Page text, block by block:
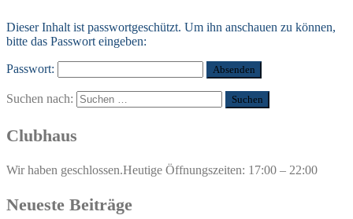
Dieser Inhalt ist passwortgeschützt. Um ihn anschauen zu können,
bitte das Passwort eingeben:
Passwort:
Suchen nach:
Clubhaus
Wir haben geschlossen.Heutige Öffnungszeiten: 17:00 – 22:00
Neueste Beiträge